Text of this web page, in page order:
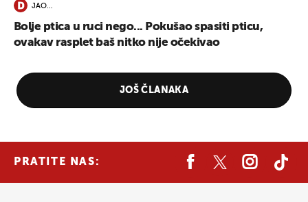
JAO…
Bolje ptica u ruci nego... Pokušao spasiti pticu,
ovakav rasplet baš nitko nije očekivao
JOŠ ČLANAKA
PRATITE NAS: